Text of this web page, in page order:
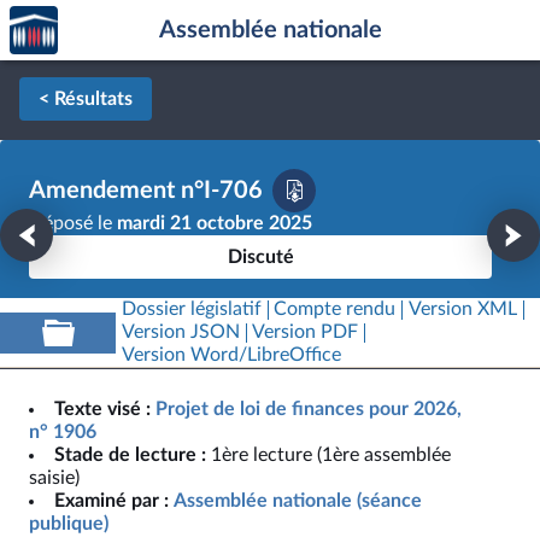
Aller au contenu
Aller en bas de la page
Accèder
à la
page
d'accueil
Assemblée nationale
< Résultats
Amendement n°I-706
Déposé le mardi 21 octobre 2025
Discuté
Dossier législatif Compte rendu
Version XML
Version JSON
Version PDF
Version Word/LibreOffice
Texte visé : Projet de loi de finances pour 2026,
n° 1906
Stade de lecture : 1ère lecture (1ère assemblée
saisie)
Examiné par : Assemblée nationale (séance
publique)